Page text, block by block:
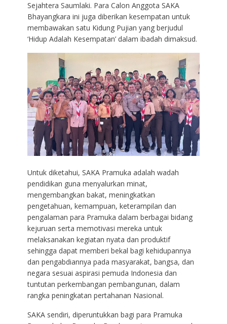
Sejahtera Saumlaki. Para Calon Anggota SAKA
Bhayangkara ini juga diberikan kesempatan untuk
membawakan satu Kidung Pujian yang berjudul
‘Hidup Adalah Kesempatan’ dalam ibadah dimaksud.
Untuk diketahui, SAKA Pramuka adalah wadah
pendidikan guna menyalurkan minat,
mengembangkan bakat, meningkatkan
pengetahuan, kemampuan, keterampilan dan
pengalaman para Pramuka dalam berbagai bidang
kejuruan serta memotivasi mereka untuk
melaksanakan kegiatan nyata dan produktif
sehingga dapat memberi bekal bagi kehidupannya
dan pengabdiannya pada masyarakat, bangsa, dan
negara sesuai aspirasi pemuda Indonesia dan
tuntutan perkembangan pembangunan, dalam
rangka peningkatan pertahanan Nasional.
SAKA sendiri, diperuntukkan bagi para Pramuka